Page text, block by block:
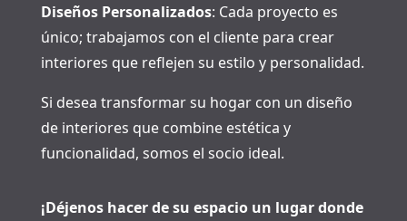
Diseños Personalizados: Cada proyecto es
único; trabajamos con el cliente para crear
interiores que reflejen su estilo y personalidad.
Si desea transformar su hogar con un diseño
de interiores que combine estética y
funcionalidad, somos el socio ideal.
¡Déjenos hacer de su espacio un lugar donde